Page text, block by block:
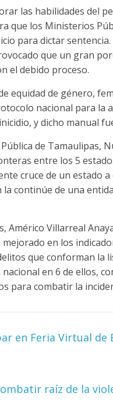
las habilidades del
que los Ministerios
para dictar
que un gran
el debido proceso.
equidad de género,
nacional para la
y dicho manual
de Tamaulipas,
entre los 5
cruce de un estado
continúe de una
Villarreal
en los
que conforman la
en 6 de ellos,
para combatir la
en Feria Virtual de
raíz de la